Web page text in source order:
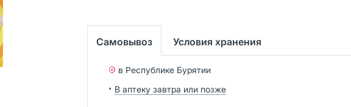
Самовывоз Условия хранения
в Республике Бурятии
В аптеку завтра или позже